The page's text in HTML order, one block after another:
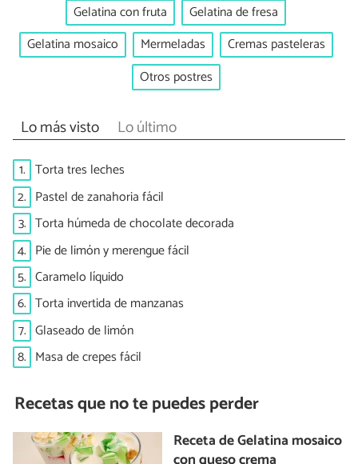
Gelatina con fruta
Gelatina de fresa
Gelatina mosaico
Mermeladas
Cremas pasteleras
Otros postres
Lo más visto Lo último
1. Torta tres leches
2. Pastel de zanahoria fácil
3. Torta húmeda de chocolate decorada
4. Pie de limón y merengue fácil
5. Caramelo líquido
6. Torta invertida de manzanas
7. Glaseado de limón
8. Masa de crepes fácil
Recetas que no te puedes perder
Receta de Gelatina mosaico